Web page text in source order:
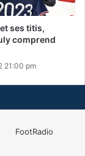
ses titis,
comprend
21:00 pm
FootRadio